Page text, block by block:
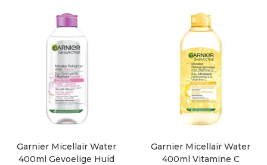
Garnier Micellair Water
400ml Gevoelige Huid
Garnier Micellair Water
400ml Vitamine C